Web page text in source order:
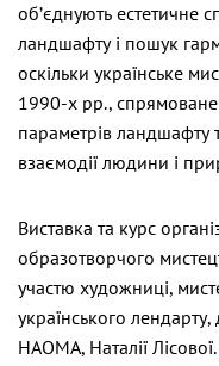
об’єднують естетичне
ландшафту і пошук
оскільки українське
1990-х рр.,
параметрів ландшафту
взаємодії людини і
Виставка та курс
образотворчого
участю художниці,
українського
НАОМА, Наталії Лісової.